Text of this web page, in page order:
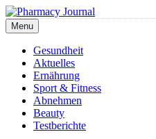
Skip
to
content
Pharmacy Journal
Menu
Gesundheit
Aktuelles
Ernährung
Sport & Fitness
Abnehmen
Beauty
Testberichte